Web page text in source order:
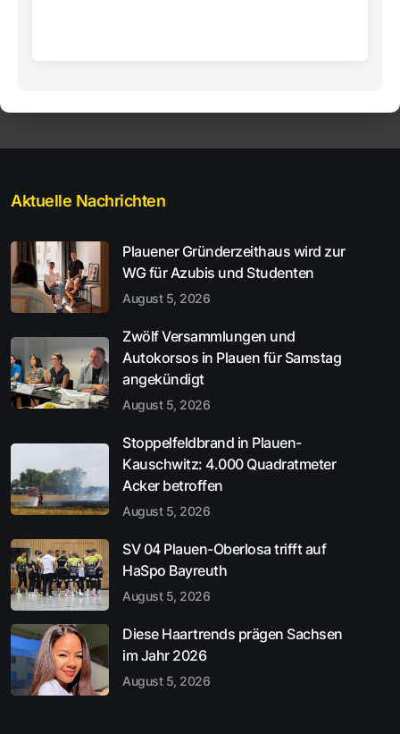
Aktuelle Nachrichten
Plauener Gründerzeithaus wird zur
WG für Azubis und Studenten
August 5, 2026
Zwölf Versammlungen und
Autokorsos in Plauen für Samstag
angekündigt
August 5, 2026
Stoppelfeldbrand in Plauen-
Kauschwitz: 4.000 Quadratmeter
Acker betroffen
August 5, 2026
SV 04 Plauen-Oberlosa trifft auf
HaSpo Bayreuth
August 5, 2026
Diese Haartrends prägen Sachsen
im Jahr 2026
August 5, 2026